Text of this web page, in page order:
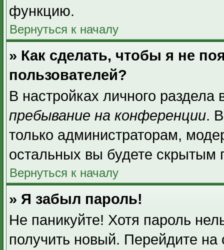
функцию.
Вернуться к началу
» Как сделать, чтобы я не
пользователей?
В настройках личного
пребывание на конференции.
только администраторам,
остальных вы будете скрытым
Вернуться к началу
» Я забыл пароль!
Не паникуйте! Хотя пароль
получить новый. Перейдите